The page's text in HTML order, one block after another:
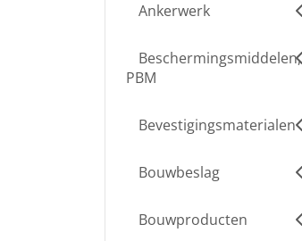
Ankerwerk
Beschermingsmiddelen,
PBM
Bevestigingsmaterialen
Bouwbeslag
Bouwproducten